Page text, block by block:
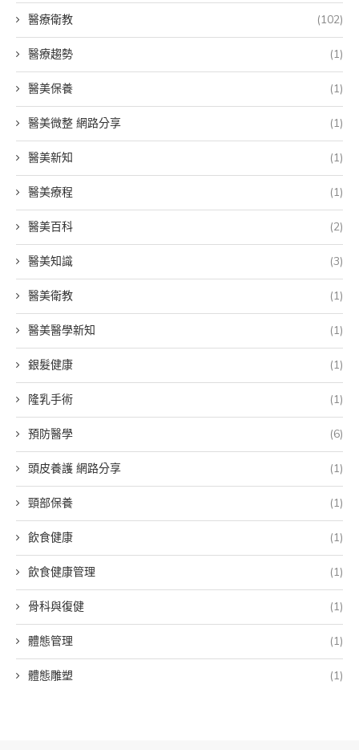
醫療衛教 (102)
醫療趨勢 (1)
醫美保養 (1)
醫美微整 網路分享 (1)
醫美新知 (1)
醫美療程 (1)
醫美百科 (2)
醫美知識 (3)
醫美衛教 (1)
醫美醫學新知 (1)
銀髮健康 (1)
隆乳手術 (1)
預防醫學 (6)
頭皮養護 網路分享 (1)
頸部保養 (1)
飲食健康 (1)
飲食健康管理 (1)
骨科與復健 (1)
體態管理 (1)
體態雕塑 (1)